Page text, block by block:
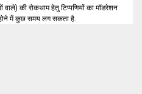
वाले) की रोकथाम हेतु टिप्पणियों का मॉडरेशन
में कुछ समय लग सकता है.